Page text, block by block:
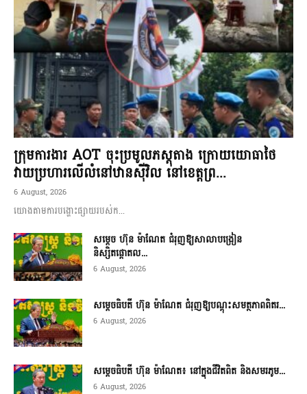
ក្រុមការងារ AOT ចុះប្រមូលភស្តុតាង ក្រោយយោធាថៃ
វាយប្រហារលើលំនៅឋានស៊ីវិល នៅខេត្តព្រ...
6 August, 2026
យោងតាមការបង្ហោះផ្សាយរបស់ក...
សម្តេច ហ៊ុន ម៉ាណែត ជំរុញឱ្យសាលាបង្រៀន
និស្សិតផ្តោតល...
6 August, 2026
សម្តេចធិបតី ហ៊ុន ម៉ាណែត ជំរុញឱ្យបណ្តុះសមត្ថភាពពិតរ...
6 August, 2026
សម្តេចធិបតី ហ៊ុន ម៉ាណែត៖ នៅក្នុងជីវិតពិត និងសមរភូម...
6 August, 2026